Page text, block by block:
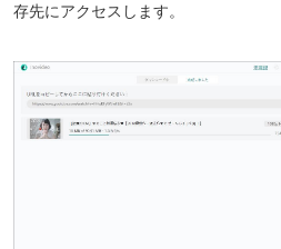
存先にアクセスします。